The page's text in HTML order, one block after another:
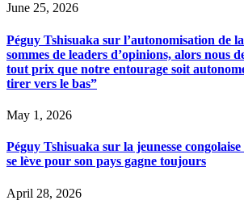
June 25, 2026
Péguy Tshisuaka sur l’autonomisation de
sommes de leaders d’opinions, alors nous
tout prix que notre entourage soit
tirer vers le bas”
May 1, 2026
Péguy Tshisuaka sur la jeunesse
se lève pour son pays gagne toujours
April 28, 2026